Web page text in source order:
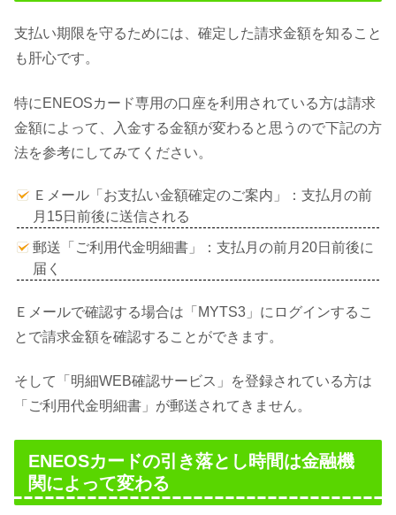
支払い期限を守るためには、確定した請求金額を知ること
も肝心です。
特にENEOSカード専用の口座を利用されている方は請求
金額によって、入金する金額が変わると思うので下記の方
法を参考にしてみてください。
Ｅメール「お支払い金額確定のご案内」：支払月の前
月15日前後に送信される
郵送「ご利用代金明細書」：支払月の前月20日前後に
届く
Ｅメールで確認する場合は「MYTS3」にログインするこ
とで請求金額を確認することができます。
そして「明細WEB確認サービス」を登録されている方は
「ご利用代金明細書」が郵送されてきません。
ENEOSカードの引き落とし時間は金融機
関によって変わる